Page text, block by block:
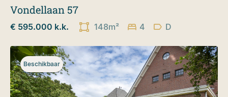
Vondellaan 57
€ 595.000 k.k. 148m² 4 D
Beschikbaar